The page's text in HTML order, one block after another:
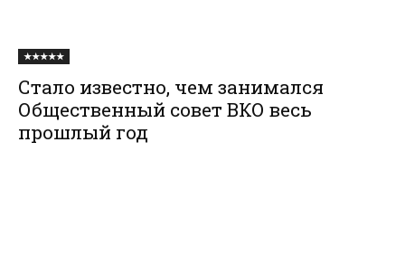
★★★★★
Стало известно, чем занимался
Общественный совет ВКО весь
прошлый год